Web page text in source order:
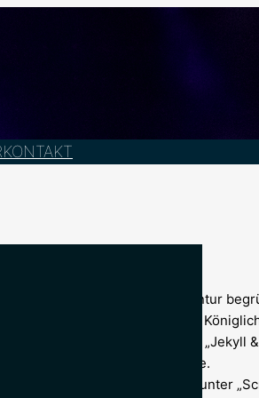
KONTAKT
) in der Agentur
im Bereich Musicaltheater am
die Rolle der Lucy Harris in „Jekyll
(Deep Bridge) auf der Bühne.
Produktionen zu sehen, darunter